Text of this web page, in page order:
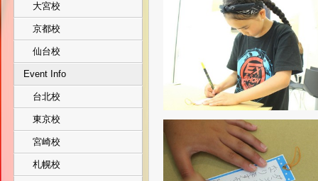
大宮校
京都校
仙台校
Event Info
台北校
東京校
宮崎校
札幌校